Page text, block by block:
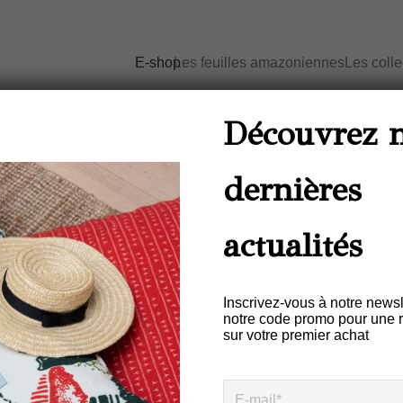
E-shopLes feuilles amazoniennes Les
Marque de design brésilienne
Colorée Fraîche Décontractée
nobles, production
Livraison gratuite en France à partir de 100 euros d’achat
(*hors territoires d’outre-mer)
Découvrez
dernières
actualités
Inscrivez-vous à notre
notre code promo pour une
sur votre premier achat